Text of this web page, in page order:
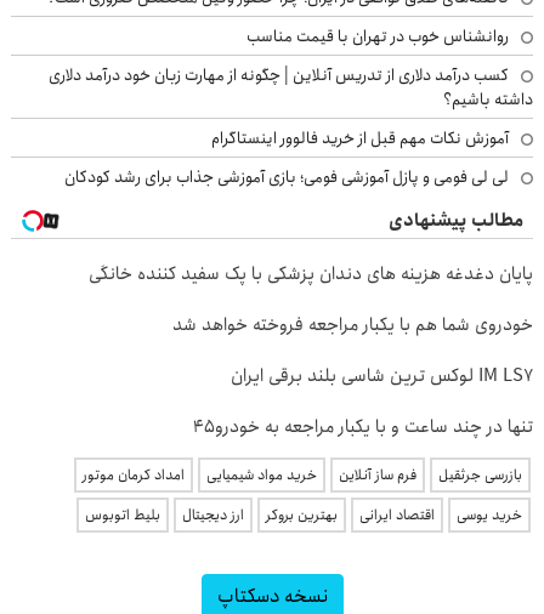
روانشناس خوب در تهران با قیمت مناسب
کسب درآمد دلاری از تدریس آنلاین | چگونه از مهارت زبان خود درآمد دلاری
داشته باشیم؟
آموزش نکات مهم قبل از خرید فالوور اینستاگرام
لی لی فومی و پازل آموزشی فومی؛ بازی آموزشی جذاب برای رشد کودکان
مطالب پیشنهادی
پایان دغدغه هزینه های دندان پزشکی با پک سفید کننده خانگی
خودروی شما هم با یکبار مراجعه فروخته خواهد شد
IM LS7 لوکس ترین شاسی بلند برقی ایران
تنها در چند ساعت و با یکبار مراجعه به خودرو45
بازرسی جرثقیل فرم ساز آنلاین خرید مواد شیمیایی
امداد کرمان موتور
خرید یوسی
اقتصاد ایرانی بهترین بروکر ارز دیجیتال بلیط اتوبوس
نسخه دسکتاپ